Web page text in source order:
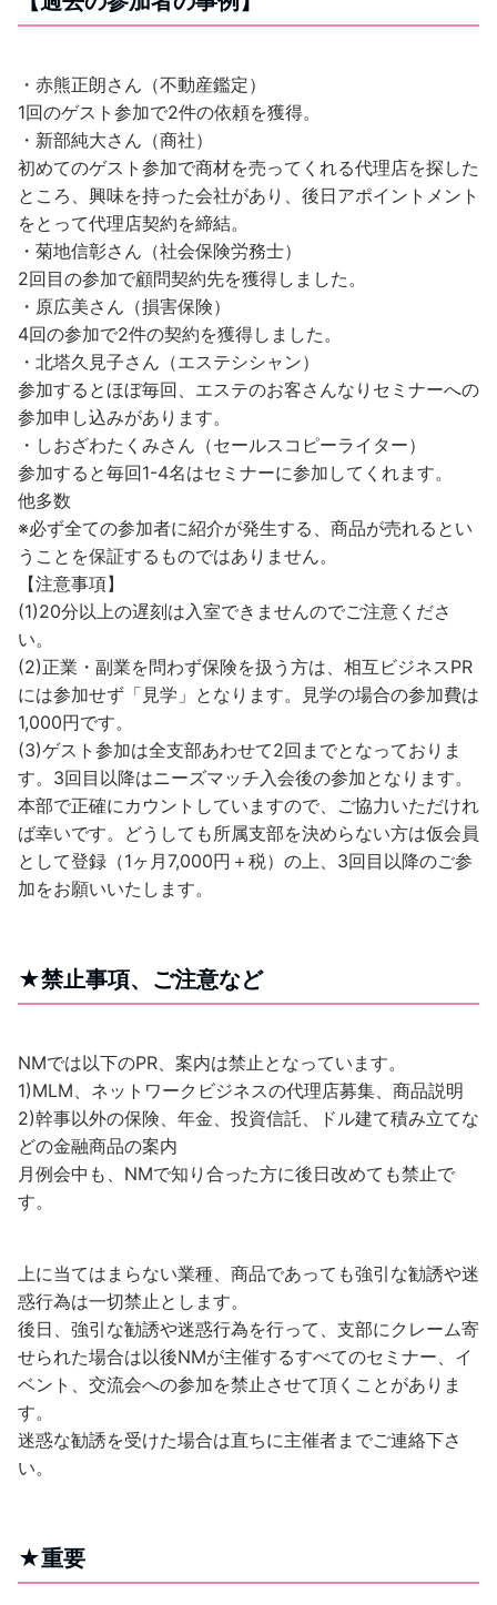
・赤熊正朗さん（不動産鑑定）
1回のゲスト参加で2件の依頼を獲得。
・新部純大さん（商社）
初めてのゲスト参加で商材を売ってくれる代理店を探した
ところ、興味を持った会社があり、後日アポイントメント
をとって代理店契約を締結。
・菊地信彰さん（社会保険労務士）
2回目の参加で顧問契約先を獲得しました。
・原広美さん（損害保険）
4回の参加で2件の契約を獲得しました。
・北塔久見子さん（エステシシャン）
参加するとほぼ毎回、エステのお客さんなりセミナーへの
参加申し込みがあります。
・しおざわたくみさん（セールスコピーライター）
参加すると毎回1-4名はセミナーに参加してくれます。
他多数
※必ず全ての参加者に紹介が発生する、商品が売れるとい
うことを保証するものではありません。
【注意事項】
(1)20分以上の遅刻は入室できませんのでご注意くださ
い。
(2)正業・副業を問わず保険を扱う方は、相互ビジネスPR
には参加せず「見学」となります。見学の場合の参加費は
1,000円です。
(3)ゲスト参加は全支部あわせて2回までとなっておりま
す。3回目以降はニーズマッチ入会後の参加となります。
本部で正確にカウントしていますので、ご協力いただけれ
ば幸いです。どうしても所属支部を決めらない方は仮会員
として登録（1ヶ月7,000円＋税）の上、3回目以降のご参
加をお願いいたします。
★禁止事項、ご注意など
NMでは以下のPR、案内は禁止となっています。
1)MLM、ネットワークビジネスの代理店募集、商品説明
2)幹事以外の保険、年金、投資信託、ドル建て積み立てな
どの金融商品の案内
月例会中も、NMで知り合った方に後日改めても禁止で
す。
上に当てはまらない業種、商品であっても強引な勧誘や迷
惑行為は一切禁止とします。
後日、強引な勧誘や迷惑行為を行って、支部にクレーム寄
せられた場合は以後NMが主催するすべてのセミナー、イ
ベント、交流会への参加を禁止させて頂くことがありま
す。
迷惑な勧誘を受けた場合は直ちに主催者までご連絡下さ
い。
★重要